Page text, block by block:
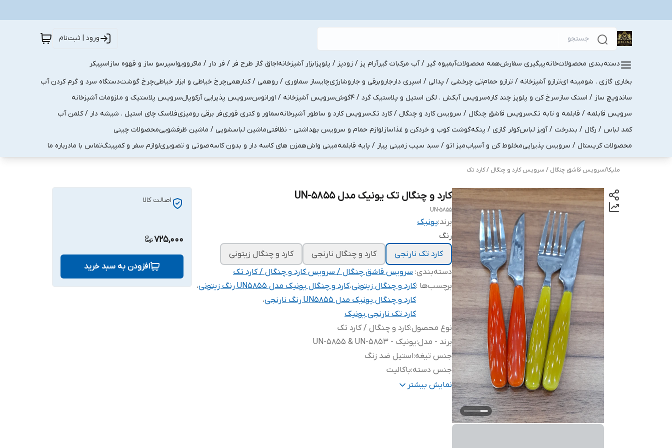
ورود | ثبت‌نام
دسته‌بندی محصولاتخانهپیگیری سفارشهمه محصولاتآبمیوه گیر / آب مرکبات گیرآرام پز / زودپز / پلوپزابزار آشپزخانهاجاق گاز طرح فر / فر دار / ماکروویواسپرسو ساز و قهوه سازاسپیکر
بخاری گازی . شومینه ایترازو آشپزخانه / ترازو حمامتی چرخشی / پدالی / اسپری دارجاروبرقی و جاروشارژیچایساز سماوری / روهمی / کنارهمیچرخ خیاطی و ابزار خیاطیچرخ گوشتدستگاه سرد و گرم کردن آب
ساندویچ ساز / اسنک سازسرخ کن و پلوپز چند کارهسرویس آبکش . لگن استیل و پلاستیک گرد / 4گوش سرویس آشپزخانه / اورانوسسرویس پذیرایی آرکوپالسرویس پلاستیک و ملزومات آشپزخانه
سرویس قابلمه / قابلمه و تابه تکسرویس قاشق چنگال / سرویس کارد و چنگال / کارد تکسرویس کارد و ساطور آشپرخانهسماور و کتری قوریفر برقی رومیزیفلاسک چای استیل . شیشه دار / کلمن آب
کمد لباس / رگال / بندرخت / آویز لباسکولر گازی / پنکهگوشت کوب و خردکن و غذاسازلوازم حمام و سرویس بهداشتی - نظافتیماشین لباسشویی / ماشین ظرفشوییمحصولات چینی
محصولات کریستال / سرویس پذیراییمخلوط کن و آسیابمیز اتو / سبد سیب زمینی پیاز / پایه قابلمهمینی واشهمزن های کاسه دار و بدون کاسهصوتی و تصویریلوازم سفر و کمپینگتماس با مادرباره ما
ملیکا/سرویس قاشق چنگال / سرویس کارد و چنگال / کارد تک
کارد و چنگال تک یونیک مدل UN-5855
UN-5855
برند:یونیک
رنگ
کارد تک نارنجی
کارد و چنگال نارنجی
کارد و چنگال زیتونی
دسته‌بندی: سرویس قاشق چنگال / سرویس کارد و چنگال / کارد تک
برچسب‌ها :کارد و چنگال زیتونی،کارد و چنگال یونیک مدل UN5855 رنگ زیتونی
،
کارد و چنگال یونیک مدل UN5855 رنگ نارنجی
،
کارد تک نارنجی یونیک
نوع محصول:کارد و چنگال / کارد تک
برند - مدل:یونیک - UN-5855 & UN-5853
جنس تیغه:استیل ضد زنگ
جنس دسته:باکالیت
سایر
تیغه یک تکه است و از دسته جدا نمیشود‌ / بسیار تیز / این محصولنمایش بیشتر
اصالت کالا
725,000
افزودن به سبد خرید